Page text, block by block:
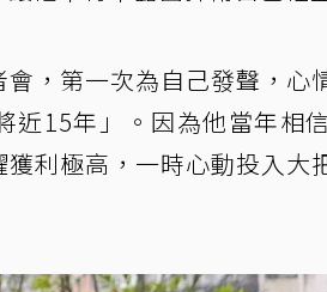
，第一次為自己發聲，心
15年」。因為他當年相
利極高，一時心動投入大